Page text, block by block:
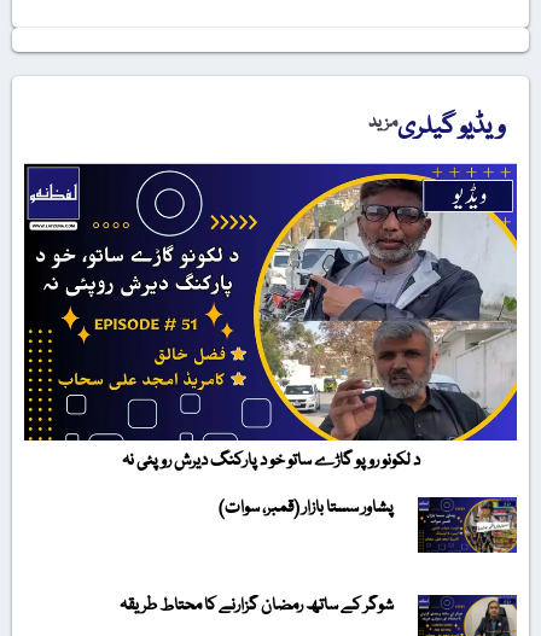
ویڈیو گیلریمزید
د لکونو روپو گاڑے ساتو خو د پارکنگ دیرش روپئی نہ
پشاور سستا بازار (قمبر، سوات)
شوگر کے ساتھ رمضان گزارنے کا محتاط طریقہ